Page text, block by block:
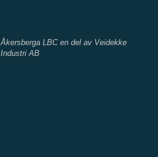
Åkersberga LBC en del av Veidekke
Industri AB